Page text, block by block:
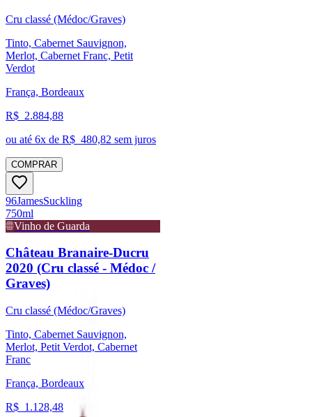
Cru classé (Médoc/Graves)
Tinto, Cabernet Sauvignon,
Merlot, Cabernet Franc, Petit
Verdot
França, Bordeaux
R$ 2.884,88
ou até 6x de R$ 480,82 sem juros
COMPRAR
96JamesSuckling
750ml
Vinho de Guarda
Château Branaire-Ducru
2020 (Cru classé - Médoc /
Graves)
Cru classé (Médoc/Graves)
Tinto, Cabernet Sauvignon,
Merlot, Petit Verdot, Cabernet
Franc
França, Bordeaux
R$ 1.128,48